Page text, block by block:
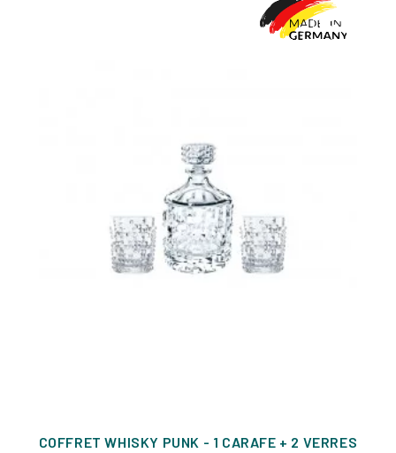
COFFRET WHISKY PUNK - 1 CARAFE + 2 VERRES